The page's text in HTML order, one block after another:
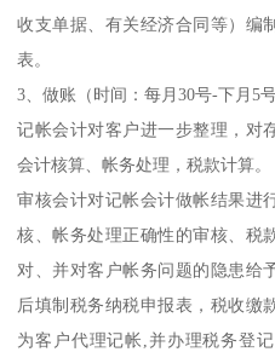
收支单据、有关经济合同等）编
表。
3、做账（时间：每月30号-下月5
记帐会计对客户进一步整理，对
会计核算、帐务处理，税款计算。
审核会计对记帐会计做帐结果进
核、帐务处理正确性的审核、税
对、并对客户帐务问题的隐患给
后填制税务纳税申报表，税收缴
为客户代理记帐,并办理税务登